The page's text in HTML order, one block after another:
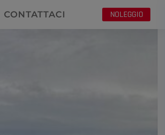
CONTATTACI NOLEGGIO